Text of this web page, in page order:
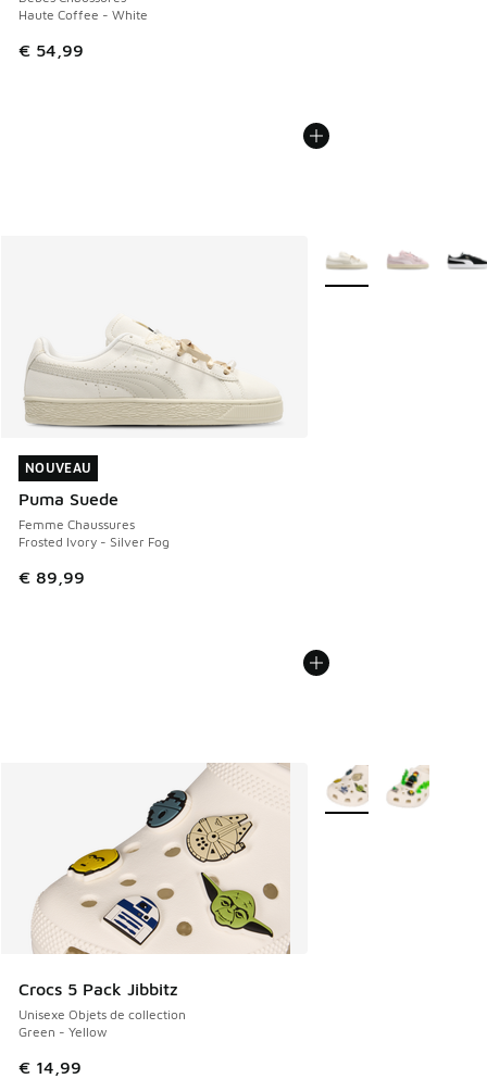
Haute Coffee - White
€ 54,99
NOUVEAU
Puma Suede
Femme Chaussures
Frosted Ivory - Silver Fog
€ 89,99
NOUVEAU
Plus de couleurs
Crocs 5 Pack Jibbitz
Unisexe Objets de collection
Green - Yellow
€ 14,99
Plus de couleurs